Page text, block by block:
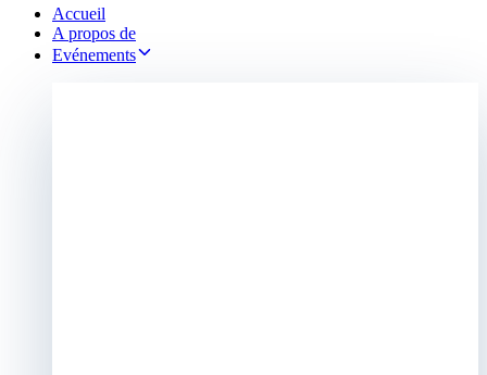
Accueil
A propos de
Evénements